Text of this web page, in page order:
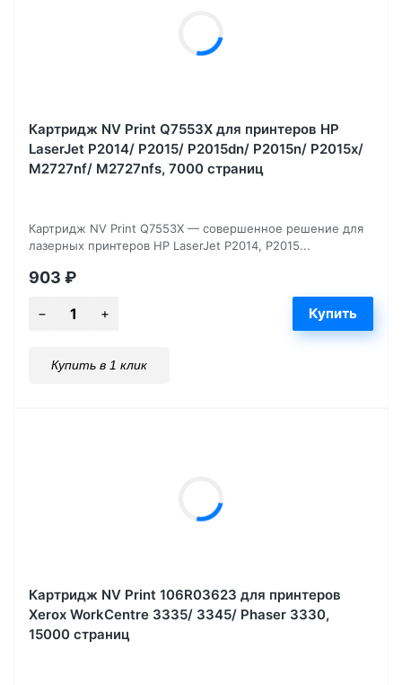
Картридж NV Print Q7553X для принтеров HP
LaserJet P2014/ P2015/ P2015dn/ P2015n/ P2015x/
M2727nf/ M2727nfs, 7000 страниц
Картридж NV Print Q7553X — совершенное решение для
лазерных принтеров HP LaserJet P2014, P2015...
903 ₽
Купить в 1 клик
Картридж NV Print 106R03623 для принтеров
Xerox WorkCentre 3335/ 3345/ Phaser 3330,
15000 страниц